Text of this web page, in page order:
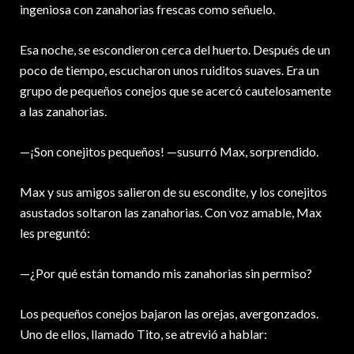
ingeniosa con zanahorias frescas como señuelo.
Esa noche, se escondieron cerca del huerto. Después de un
poco de tiempo, escucharon unos ruiditos suaves. Era un
grupo de pequeños conejos que se acercó cautelosamente
a las zanahorias.
—¡Son conejitos pequeños! —susurró Max, sorprendido.
Max y sus amigos salieron de su escondite, y los conejitos
asustados soltaron las zanahorias. Con voz amable, Max
les preguntó:
—¿Por qué están tomando mis zanahorias sin permiso?
Los pequeños conejos bajaron las orejas, avergonzados.
Uno de ellos, llamado Tito, se atrevió a hablar: